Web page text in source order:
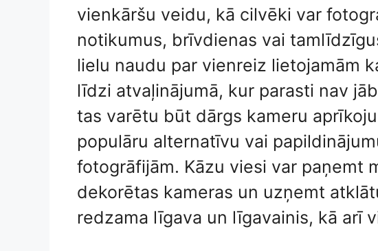
vienkāršu veidu, kā cilvēki var
notikumus, brīvdienas vai
lielu naudu par vienreiz lietojamām
līdzi atvaļinājumā, kur parasti nav
tas varētu būt dārgs kameru
populāru alternatīvu vai
fotogrāfijām. Kāzu viesi var paņemt
dekorētas kameras un uzņemt
redzama līgava un līgavainis, kā arī